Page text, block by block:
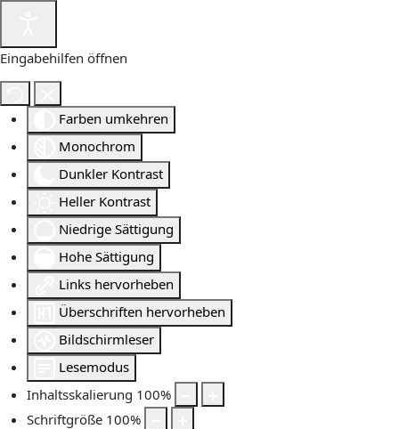
Eingabehilfen öffnen
Farben umkehren
Monochrom
Dunkler Kontrast
Heller Kontrast
Niedrige Sättigung
Hohe Sättigung
Links hervorheben
Überschriften hervorheben
Bildschirmleser
Lesemodus
Inhaltsskalierung 100%
Schriftgröße 100%